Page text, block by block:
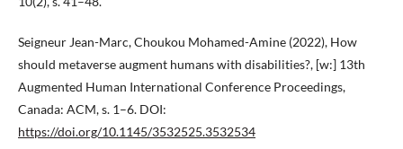
Seigneur Jean-Marc, Choukou Mohamed-Amine (2022), How
should metaverse augment humans with disabilities?, [w:] 13th
Augmented Human International Conference Proceedings,
Canada: ACM, s. 1–6. DOI:
https://doi.org/10.1145/3532525.3532534